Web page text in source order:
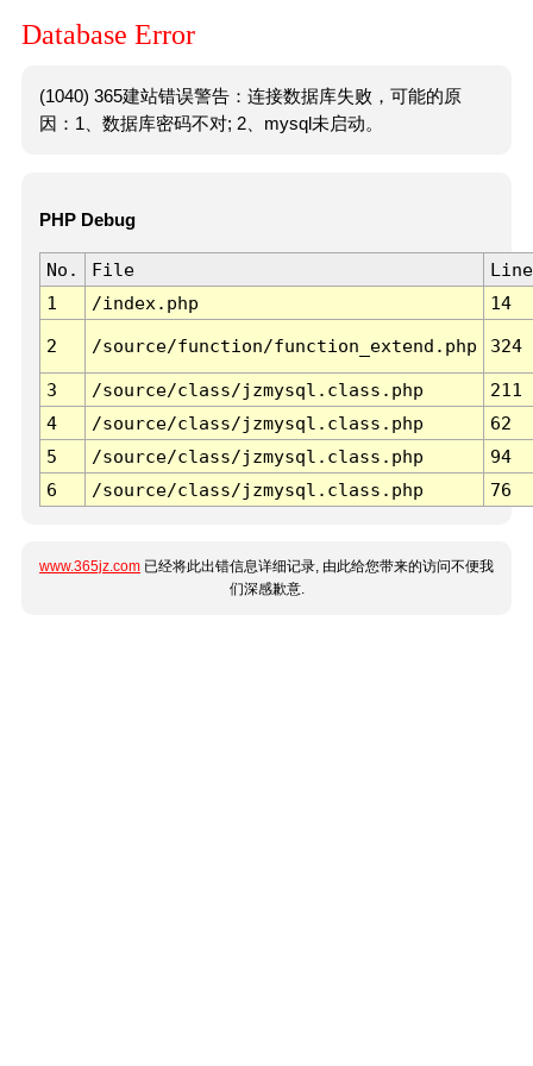
Database Error
(1040) 365建站错误警告：连接数据库失败，可能的原
因：1、数据库密码不对; 2、mysql未启动。
PHP Debug
No. File
Line
1
/index.php 14
2 /source/function/function_extend.php 324
3 /source/class/jzmysql.class.php
211
4
/source/class/jzmysql.class.php
62
5
/source/class/jzmysql.class.php
94
6
/source/class/jzmysql.class.php 76
www.365jz.com 已经将此出错信息详细记录, 由此给您带来的访问不便我
们深感歉意.